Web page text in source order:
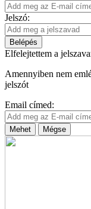
Jelszó:
Belépés
Elfelejtettem a
Amennyiben nem
jelszót
Email címed:
Mehet Mégse